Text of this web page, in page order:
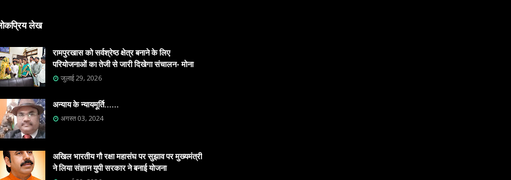
लेख
रामपुरखास को सर्वश्रेष्ठ क्षेत्र बनाने के लिए
परियोजनाओं का तेजी से जारी दिखेगा संचालन- मोना
जुलाई 29, 2026
अन्याय के न्यायमूर्ति......
अगस्त 03, 2024
अखिल भारतीय गौ रक्षा महासंघ पर सुझाव पर मुख्यमंत्री
ने लिया संज्ञान युपी सरकार ने बनाई योजना